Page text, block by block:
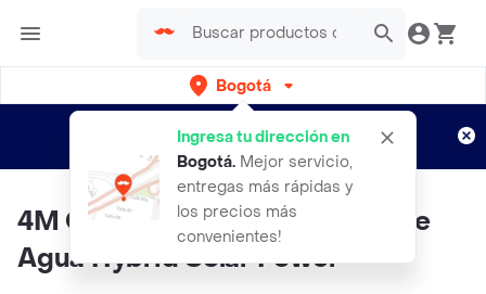
Bogotá
Ingresa tu dirección en
Bogotá. Mejor servicio,
entregas más rápidas y
los precios más
convenientes!
envíos gratis por semanas
Aplican TyC
4M Caja Experimento Bombe de
Agua Hybrid Solar Power